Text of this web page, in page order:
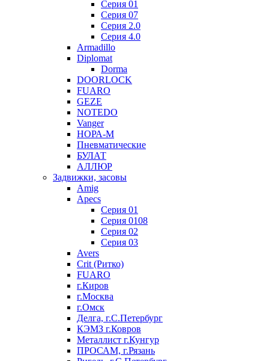
Серия 01
Серия 07
Серия 2.0
Серия 4.0
Armadillo
Diplomat
Dorma
DOORLOCK
FUARO
GEZE
NOTEDO
Vanger
НОРА-М
Пневматические
БУЛАТ
АЛЛЮР
Задвижки, засовы
Amig
Apecs
Серия 01
Серия 0108
Серия 02
Серия 03
Avers
Crit (Ритко)
FUARO
г.Киров
г.Москва
г.Омск
Делга, г.С.Петербург
КЭМЗ г.Ковров
Металлист г.Кунгур
ПРОСАМ, г.Рязань